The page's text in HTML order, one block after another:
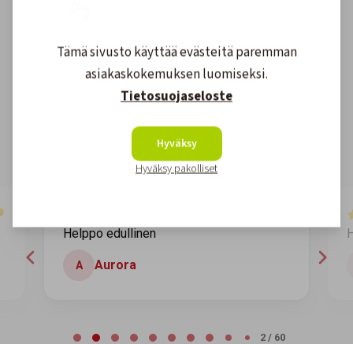
Asiakkaidemme kokemuksia
4.61608arvostelut
Helppo edullinen
A Aurora
2 / 60
Tämä sivusto käyttää evästeitä paremman
asiakaskokemuksen luomiseksi.
Tietosuojaseloste
Hyväksy
Hyväksy pakolliset